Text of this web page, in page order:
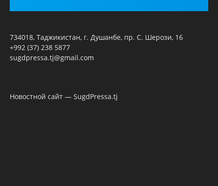
734018, Таджикистан, г. Душанбе, пр. С. Шерози, 16
+992 (37) 238 5877
sugdpressa.tj@gmail.com
Новостной сайт — SugdPressa.tj